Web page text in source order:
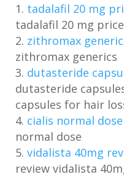
tadalafil 20 mg
tadalafil 20 mg price
zithromax
zithromax generics
dutasteride
dutasteride
capsules for hair
cialis normal dose
normal dose
vidalista 40mg
review vidalista